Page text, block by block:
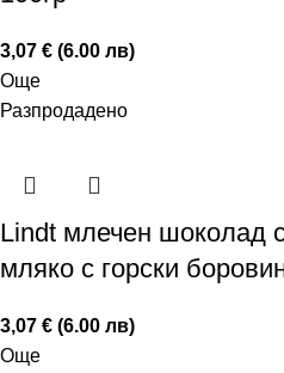
3,07 € (6.00 лв)
Още
Разпродадено
Lindt млечен шоколад
мляко с горски
3,07 € (6.00 лв)
Още